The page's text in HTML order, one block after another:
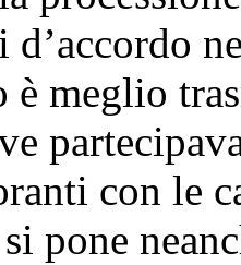
d’accordo
è meglio
con le
pone